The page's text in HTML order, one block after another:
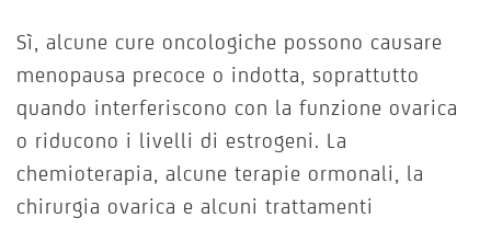
Sì, alcune cure oncologiche possono causare
menopausa precoce o indotta, soprattutto
quando interferiscono con la funzione ovarica
o riducono i livelli di estrogeni. La
chemioterapia, alcune terapie ormonali, la
chirurgia ovarica e alcuni trattamenti